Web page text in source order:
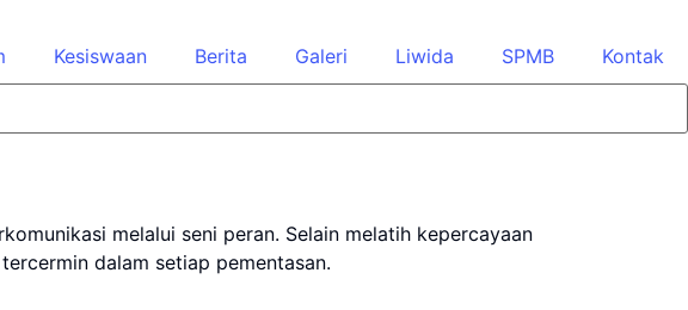
Kesiswaan Berita Galeri Liwida SPMB Kontak
melalui seni peran. Selain melatih kepercayaan
dalam setiap pementasan.